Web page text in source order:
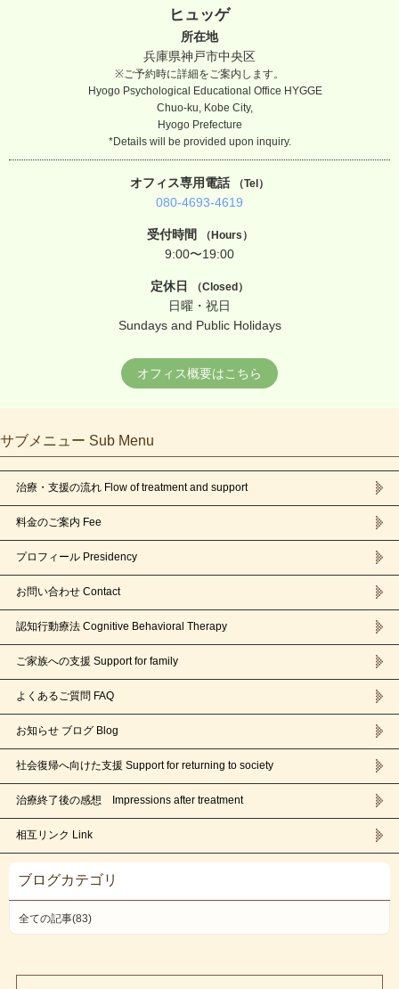
ヒュッゲ
所在地
兵庫県神戸市中央区
※ご予約時に詳細をご案内します。
Hyogo Psychological Educational Office HYGGE
Chuo-ku, Kobe City,
Hyogo Prefecture
*Details will be provided upon inquiry.
オフィス専用電話 （Tel）
080-4693-4619
受付時間 （Hours）
9:00〜19:00
定休日 （Closed）
日曜・祝日
Sundays and Public Holidays
オフィス概要はこちら
サブメニュー Sub Menu
治療・支援の流れ Flow of treatment and support
料金のご案内 Fee
プロフィール Presidency
お問い合わせ Contact
認知行動療法 Cognitive Behavioral Therapy
ご家族への支援 Support for family
よくあるご質問 FAQ
お知らせ ブログ Blog
社会復帰へ向けた支援 Support for returning to society
治療終了後の感想 Impressions after treatment
相互リンク Link
ブログカテゴリ
全ての記事(83)